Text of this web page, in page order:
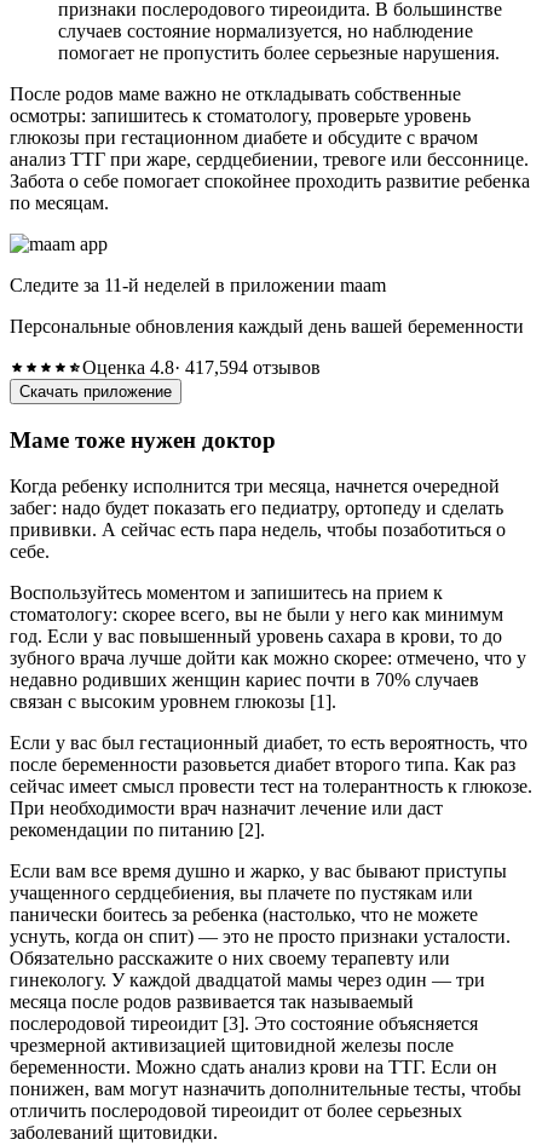
признаки послеродового тиреоидита. В большинстве
случаев состояние нормализуется, но наблюдение
помогает не пропустить более серьезные нарушения.
После родов маме важно не откладывать собственные
осмотры: запишитесь к стоматологу, проверьте уровень
глюкозы при гестационном диабете и обсудите с врачом
анализ ТТГ при жаре, сердцебиении, тревоге или бессоннице.
Забота о себе помогает спокойнее проходить развитие ребенка
по месяцам.
Следите за 11-й неделей в приложении maam
Персональные обновления каждый день вашей беременности
Оценка 4.8· 417,594 отзывов
Скачать приложение
Маме тоже нужен доктор
Когда ребенку исполнится три месяца, начнется очередной
забег: надо будет показать его педиатру, ортопеду и сделать
прививки. А сейчас есть пара недель, чтобы позаботиться о
себе.
Воспользуйтесь моментом и запишитесь на прием к
стоматологу: скорее всего, вы не были у него как минимум
год. Если у вас повышенный уровень сахара в крови, то до
зубного врача лучше дойти как можно скорее: отмечено, что у
недавно родивших женщин кариес почти в 70% случаев
связан с высоким уровнем глюкозы [1].
Если у вас был гестационный диабет, то есть вероятность, что
после беременности разовьется диабет второго типа. Как раз
сейчас имеет смысл провести тест на толерантность к глюкозе.
При необходимости врач назначит лечение или даст
рекомендации по питанию [2].
Если вам все время душно и жарко, у вас бывают приступы
учащенного сердцебиения, вы плачете по пустякам или
панически боитесь за ребенка (настолько, что не можете
уснуть, когда он спит) — это не просто признаки усталости.
Обязательно расскажите о них своему терапевту или
гинекологу. У каждой двадцатой мамы через один — три
месяца после родов развивается так называемый
послеродовой тиреоидит [3]. Это состояние объясняется
чрезмерной активизацией щитовидной железы после
беременности. Можно сдать анализ крови на ТТГ. Если он
понижен, вам могут назначить дополнительные тесты, чтобы
отличить послеродовой тиреоидит от более серьезных
заболеваний щитовидки.